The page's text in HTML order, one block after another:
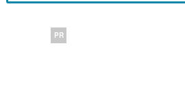
PR